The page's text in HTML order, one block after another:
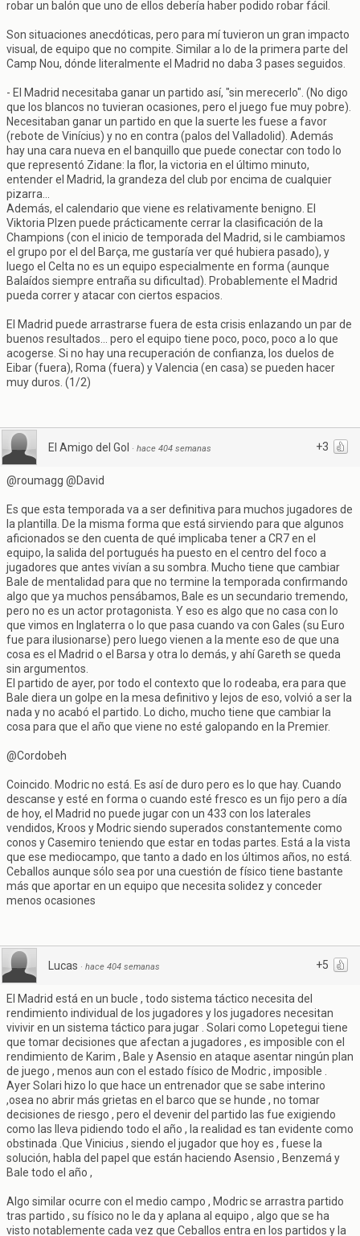
robar un balón que uno de ellos debería haber podido robar fácil.
Son situaciones anecdóticas, pero para mí tuvieron un gran impacto
visual, de equipo que no compite. Similar a lo de la primera parte del
Camp Nou, dónde literalmente el Madrid no daba 3 pases seguidos.
- El Madrid necesitaba ganar un partido así, "sin merecerlo". (No digo
que los blancos no tuvieran ocasiones, pero el juego fue muy pobre).
Necesitaban ganar un partido en que la suerte les fuese a favor
(rebote de Vinícius) y no en contra (palos del Valladolid). Además
hay una cara nueva en el banquillo que puede conectar con todo lo
que representó Zidane: la flor, la victoria en el último minuto,
entender el Madrid, la grandeza del club por encima de cualquier
pizarra...
Además, el calendario que viene es relativamente benigno. El
Viktoria Plzen puede prácticamente cerrar la clasificación de la
Champions (con el inicio de temporada del Madrid, si le cambiamos
el grupo por el del Barça, me gustaría ver qué hubiera pasado), y
luego el Celta no es un equipo especialmente en forma (aunque
Balaídos siempre entraña su dificultad). Probablemente el Madrid
pueda correr y atacar con ciertos espacios.
El Madrid puede arrastrarse fuera de esta crisis enlazando un par de
buenos resultados... pero el equipo tiene poco, poco, poco a lo que
acogerse. Si no hay una recuperación de confianza, los duelos de
Eibar (fuera), Roma (fuera) y Valencia (en casa) se pueden hacer
muy duros. (1/2)
+3
El Amigo del Gol · hace 404 semanas
@roumagg @David
Es que esta temporada va a ser definitiva para muchos jugadores de
la plantilla. De la misma forma que está sirviendo para que algunos
aficionados se den cuenta de qué implicaba tener a CR7 en el
equipo, la salida del portugués ha puesto en el centro del foco a
jugadores que antes vivían a su sombra. Mucho tiene que cambiar
Bale de mentalidad para que no termine la temporada confirmando
algo que ya muchos pensábamos, Bale es un secundario tremendo,
pero no es un actor protagonista. Y eso es algo que no casa con lo
que vimos en Inglaterra o lo que pasa cuando va con Gales (su Euro
fue para ilusionarse) pero luego vienen a la mente eso de que una
cosa es el Madrid o el Barsa y otra lo demás, y ahí Gareth se queda
sin argumentos.
El partido de ayer, por todo el contexto que lo rodeaba, era para que
Bale diera un golpe en la mesa definitivo y lejos de eso, volvió a ser la
nada y no acabó el partido. Lo dicho, mucho tiene que cambiar la
cosa para que el año que viene no esté galopando en la Premier.
@Cordobeh
Coincido. Modric no está. Es así de duro pero es lo que hay. Cuando
descanse y esté en forma o cuando esté fresco es un fijo pero a día
de hoy, el Madrid no puede jugar con un 433 con los laterales
vendidos, Kroos y Modric siendo superados constantemente como
conos y Casemiro teniendo que estar en todas partes. Está a la vista
que ese mediocampo, que tanto a dado en los últimos años, no está.
Ceballos aunque sólo sea por una cuestión de físico tiene bastante
más que aportar en un equipo que necesita solidez y conceder
menos ocasiones
+5
Lucas · hace 404 semanas
El Madrid está en un bucle , todo sistema táctico necesita del
rendimiento individual de los jugadores y los jugadores necesitan
vivivir en un sistema táctico para jugar . Solari como Lopetegui tiene
que tomar decisiones que afectan a jugadores , es imposible con el
rendimiento de Karim , Bale y Asensio en ataque asentar ningún plan
de juego , menos aun con el estado físico de Modric , imposible .
Ayer Solari hizo lo que hace un entrenador que se sabe interino
,osea no abrir más grietas en el barco que se hunde , no tomar
decisiones de riesgo , pero el devenir del partido las fue exigiendo
como las lleva pidiendo todo el año , la realidad es tan evidente como
obstinada .Que Vinicius , siendo el jugador que hoy es , fuese la
solución, habla del papel que están haciendo Asensio , Benzemá y
Bale todo el año ,
Algo similar ocurre con el medio campo , Modric se arrastra partido
tras partido , su físico no le da y aplana al equipo , algo que se ha
visto notablemente cada vez que Ceballos entra en los partidos y la